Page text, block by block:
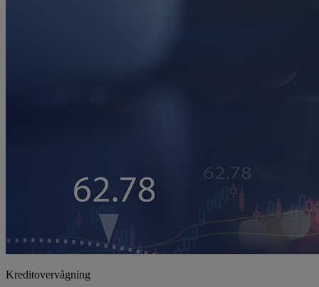
Kreditovervågning